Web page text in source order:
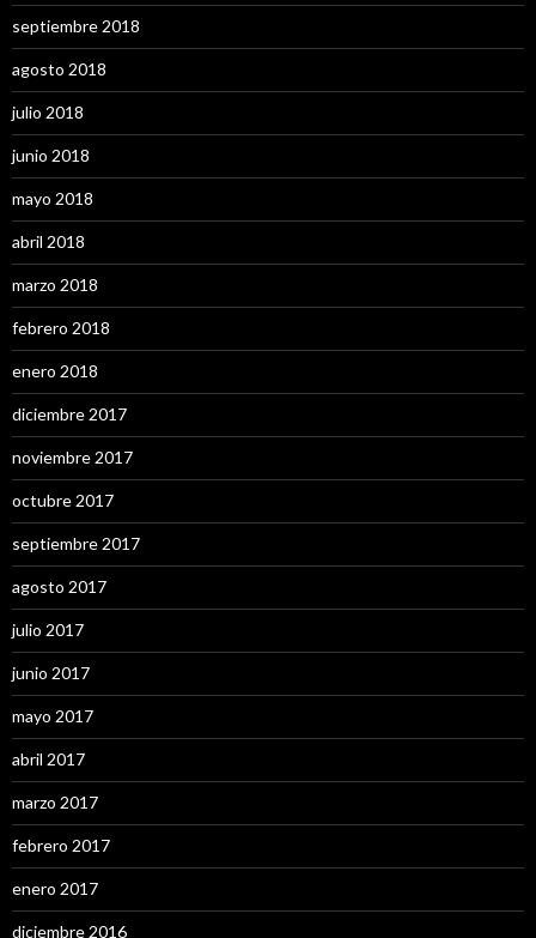
septiembre 2018
agosto 2018
julio 2018
junio 2018
mayo 2018
abril 2018
marzo 2018
febrero 2018
enero 2018
diciembre 2017
noviembre 2017
octubre 2017
septiembre 2017
agosto 2017
julio 2017
junio 2017
mayo 2017
abril 2017
marzo 2017
febrero 2017
enero 2017
diciembre 2016